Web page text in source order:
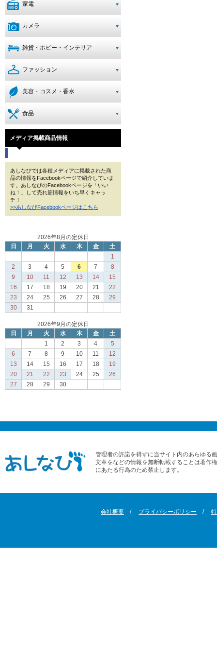
家電
カメラ
雑貨・ホビー・インテリア
ファッション
美容・コスメ・香水
食品
メディア掲載商品情報
あしなびでは各種メディアに掲載された商
品の情報をFacebookページで紹介していま
す。あしなびのFacebookページを「いい
ね！」して売れ筋情報をいち早くキャッ
チ！
>>あしなびFacebookページはこちら
2026年8月の定休日
日
月 火 水 木 金
土
1
2
3 4 5 6 7
8
9
10 11 12 13 14
15
16
17 18 19 20 21
22
23
24 25 26 27 28
29
30
31
2026年9月の定休日
日
月 火 水 木 金
土
1
2 3 4
5
6
7 8 9 10 11
12
13
14 15 16 17 18
19
20
21 22 23 24 25
26
27
28 29 30
管理者の許諾を得ずに当サイト内のあらゆる
文章をなどの情報を無断転載することは著作
にあたる行為のため禁止します。
会社概要 プライバシーポリシー